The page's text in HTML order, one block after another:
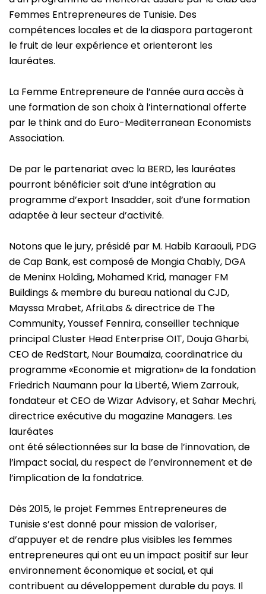
Femmes Entrepreneures de Tunisie. Des
compétences locales et de la diaspora partageront
le fruit de leur expérience et orienteront les
lauréates.
La Femme Entrepreneure de l’année aura accès à
une formation de son choix à l’international offerte
par le think and do Euro-Mediterranean Economists
Association.
De par le partenariat avec la BERD, les lauréates
pourront bénéficier soit d’une intégration au
programme d’export Insadder, soit d’une formation
adaptée à leur secteur d’activité.
Notons que le jury, présidé par M. Habib Karaouli, PDG
de Cap Bank, est composé de Mongia Chably, DGA
de Meninx Holding, Mohamed Krid, manager FM
Buildings & membre du bureau national du CJD,
Mayssa Mrabet, AfriLabs & directrice de The
Community, Youssef Fennira, conseiller technique
principal Cluster Head Enterprise OIT, Douja Gharbi,
CEO de RedStart, Nour Boumaiza, coordinatrice du
programme «Economie et migration» de la fondation
Friedrich Naumann pour la Liberté, Wiem Zarrouk,
fondateur et CEO de Wizar Advisory, et Sahar Mechri,
directrice exécutive du magazine Managers. Les
lauréates
ont été sélectionnées sur la base de l’innovation, de
l’impact social, du respect de l’environnement et de
l’implication de la fondatrice.
Dès 2015, le projet Femmes Entrepreneures de
Tunisie s’est donné pour mission de valoriser,
d’appuyer et de rendre plus visibles les femmes
entrepreneures qui ont eu un impact positif sur leur
environnement économique et social, et qui
contribuent au développement durable du pays. Il